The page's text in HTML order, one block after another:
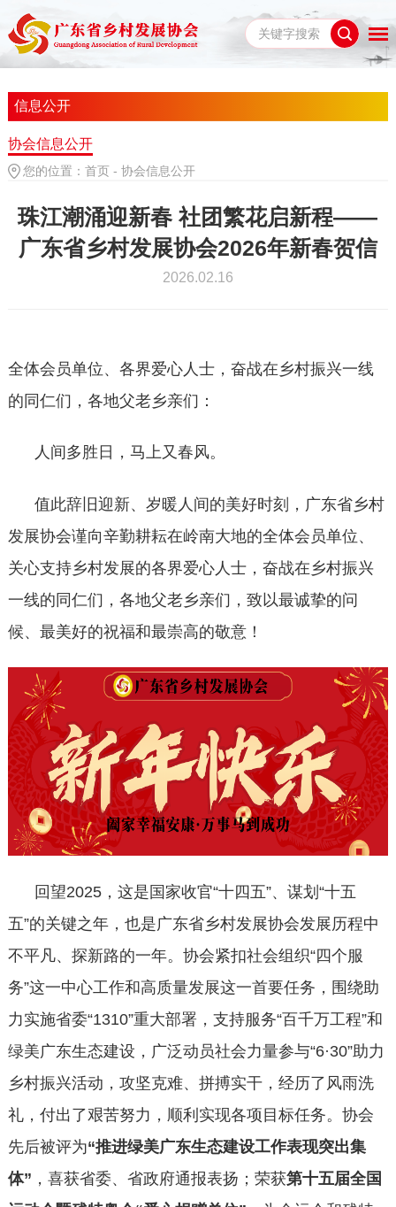
信息公开
协会信息公开
您的位置： 首页 - 协会信息公开
珠江潮涌迎新春 社团繁花启新程——
广东省乡村发展协会2026年新春贺信
2026.02.16
全体会员单位、各界爱心人士，奋战在乡村振兴一线
的同仁们，各地父老乡亲们：
人间多胜日，马上又春风。
值此辞旧迎新、岁暖人间的美好时刻，广东省乡村
发展协会谨向辛勤耕耘在岭南大地的全体会员单位、
关心支持乡村发展的各界爱心人士，奋战在乡村振兴
一线的同仁们，各地父老乡亲们，致以最诚挚的问
候、最美好的祝福和最崇高的敬意！
回望2025，这是国家收官“十四五”、谋划“十五
五”的关键之年，也是广东省乡村发展协会发展历程中
不平凡、探新路的一年。协会紧扣社会组织“四个服
务”这一中心工作和高质量发展这一首要任务，围绕助
力实施省委“1310”重大部署，支持服务“百千万工程”和
绿美广东生态建设，广泛动员社会力量参与“6·30”助力
乡村振兴活动，攻坚克难、拼搏实干，经历了风雨洗
礼，付出了艰苦努力，顺利实现各项目标任务。协会
先后被评为“推进绿美广东生态建设工作表现突出集
体” ，喜获省委、省政府通报表扬；荣获第十五届全国